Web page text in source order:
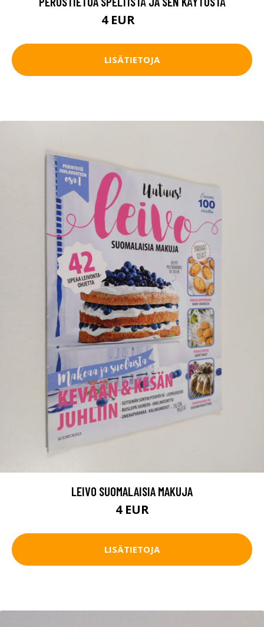
4 EUR
LISÄTIETOJA
LEIVO SUOMALAISIA MAKUJA
4 EUR
LISÄTIETOJA